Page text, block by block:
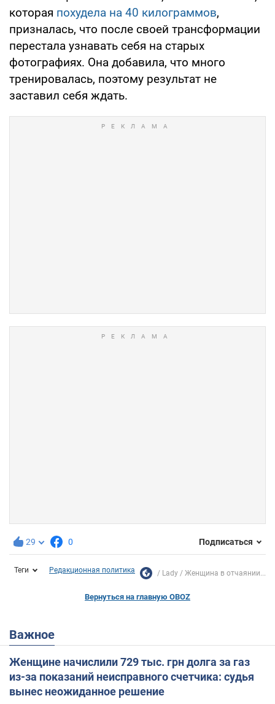
которая похудела на 40 килограммов,
призналась, что после своей трансформации
перестала узнавать себя на старых
фотографиях. Она добавила, что много
тренировалась, поэтому результат не
заставил себя ждать.
29 0 Подписаться
Теги Редакционная политика Lady Женщина в отчаянии...
Вернуться на главную OBOZ
Важное
Женщине начислили 729 тыс. грн долга за газ
из-за показаний неисправного счетчика: судья
вынес неожиданное решение